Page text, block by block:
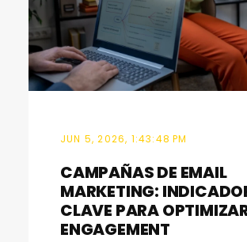
JUN 5, 2026, 1:43:48 PM
CAMPAÑAS DE EMAIL
MARKETING:
CLAVE PARA
ENGAGEMENT